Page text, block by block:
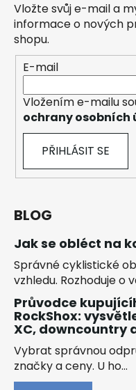
Vložte svůj e-mail a
informace o nových
shopu.
E-mail
Vložením e-mailu
ochrany osobních
PŘIHLÁSIT SE
BLOG
Jak se obléct na
Správné cyklistické
vzhledu. Rozhoduje o
Průvodce
RockShox:
XC, downcountry
Vybrat správnou
značky a ceny. U ho...